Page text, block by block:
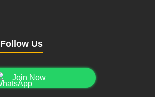
Follow Us
Join Now